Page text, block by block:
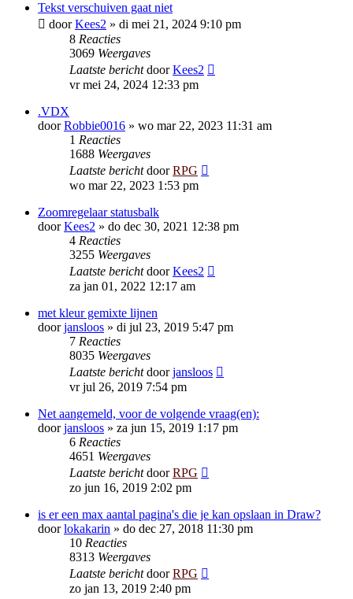
Tekst verschuiven gaat niet
doorKees2 » di mei 21, 2024 9:10 pm
8 Reacties
3069 Weergaves
Laatste berichtdoorKees2
vr mei 24, 2024 12:33 pm
.VDX
doorRobbie0016 » wo mar 22, 2023 11:31 am
1 Reacties
1688 Weergaves
Laatste berichtdoorRPG
wo mar 22, 2023 1:53 pm
Zoomregelaar statusbalk
doorKees2 » do dec 30, 2021 12:38 pm
4 Reacties
3255 Weergaves
Laatste berichtdoorKees2
za jan 01, 2022 12:17 am
met kleur gemixte lijnen
doorjansloos » di jul 23, 2019 5:47 pm
7 Reacties
8035 Weergaves
Laatste berichtdoorjansloos
vr jul 26, 2019 7:54 pm
Net aangemeld, voor de volgende vraag(en):
doorjansloos » za jun 15, 2019 1:17 pm
6 Reacties
4651 Weergaves
Laatste berichtdoorRPG
zo jun 16, 2019 2:02 pm
is er een max aantal pagina's die je kan opslaan in Draw?
doorlokakarin » do dec 27, 2018 11:30 pm
10 Reacties
8313 Weergaves
Laatste berichtdoorRPG
zo jan 13, 2019 2:40 pm